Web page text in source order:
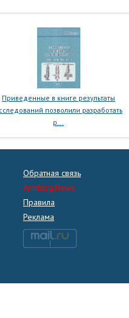
Приведенные в книге результаты
позволили разработать
р...
Обратная связь
Armtorg.News
Правила
Реклама